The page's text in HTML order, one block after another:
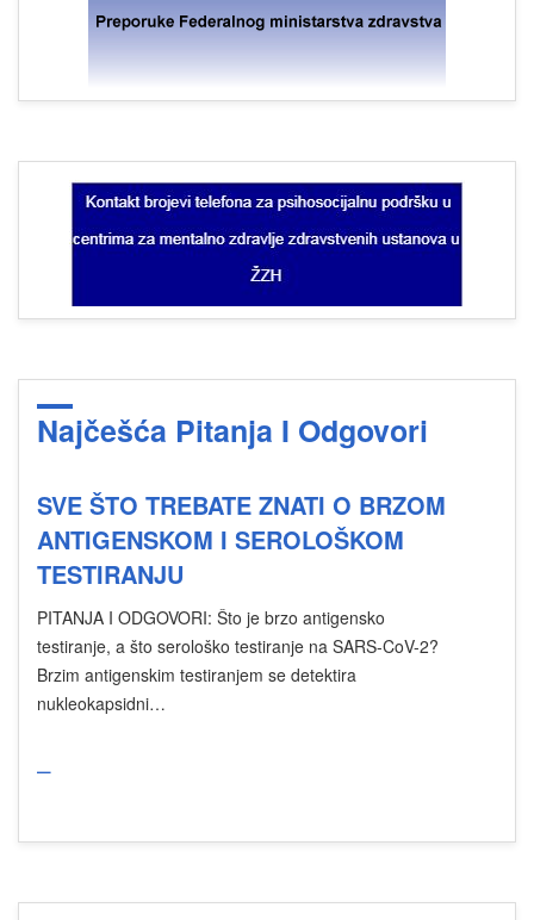
Najčešća Pitanja I Odgovori
SVE ŠTO TREBATE ZNATI O BRZOM
ANTIGENSKOM I SEROLOŠKOM
TESTIRANJU
PITANJA I ODGOVORI: Što je brzo antigensko
testiranje, a što serološko testiranje na SARS-CoV-2?
Brzim antigenskim testiranjem se detektira
nukleokapsidni…